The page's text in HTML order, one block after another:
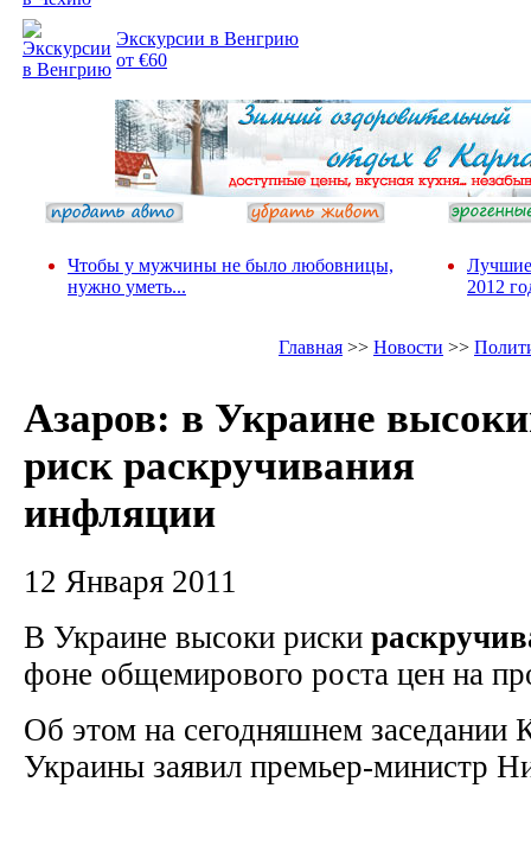
Экскурсии в Венгрию
от €60
Чтобы у мужчины не было любовницы,
нужно уметь...
Лучшие
2012
Главная >> Новости >>
Азаров: в Украине
риск раскручивания
инфляции
12 Января 2011
В Украине высоки риски
фоне общемирового роста цен на
Об этом на сегодняшнем заседании
Украины заявил премьер-министр